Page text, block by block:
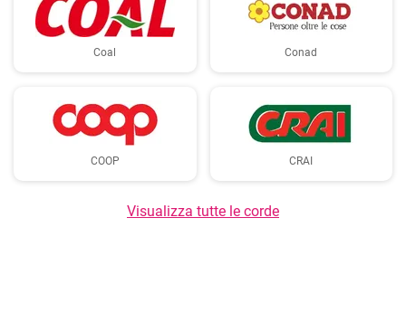
Coal Conad
COOP CRAI
Visualizza tutte le corde